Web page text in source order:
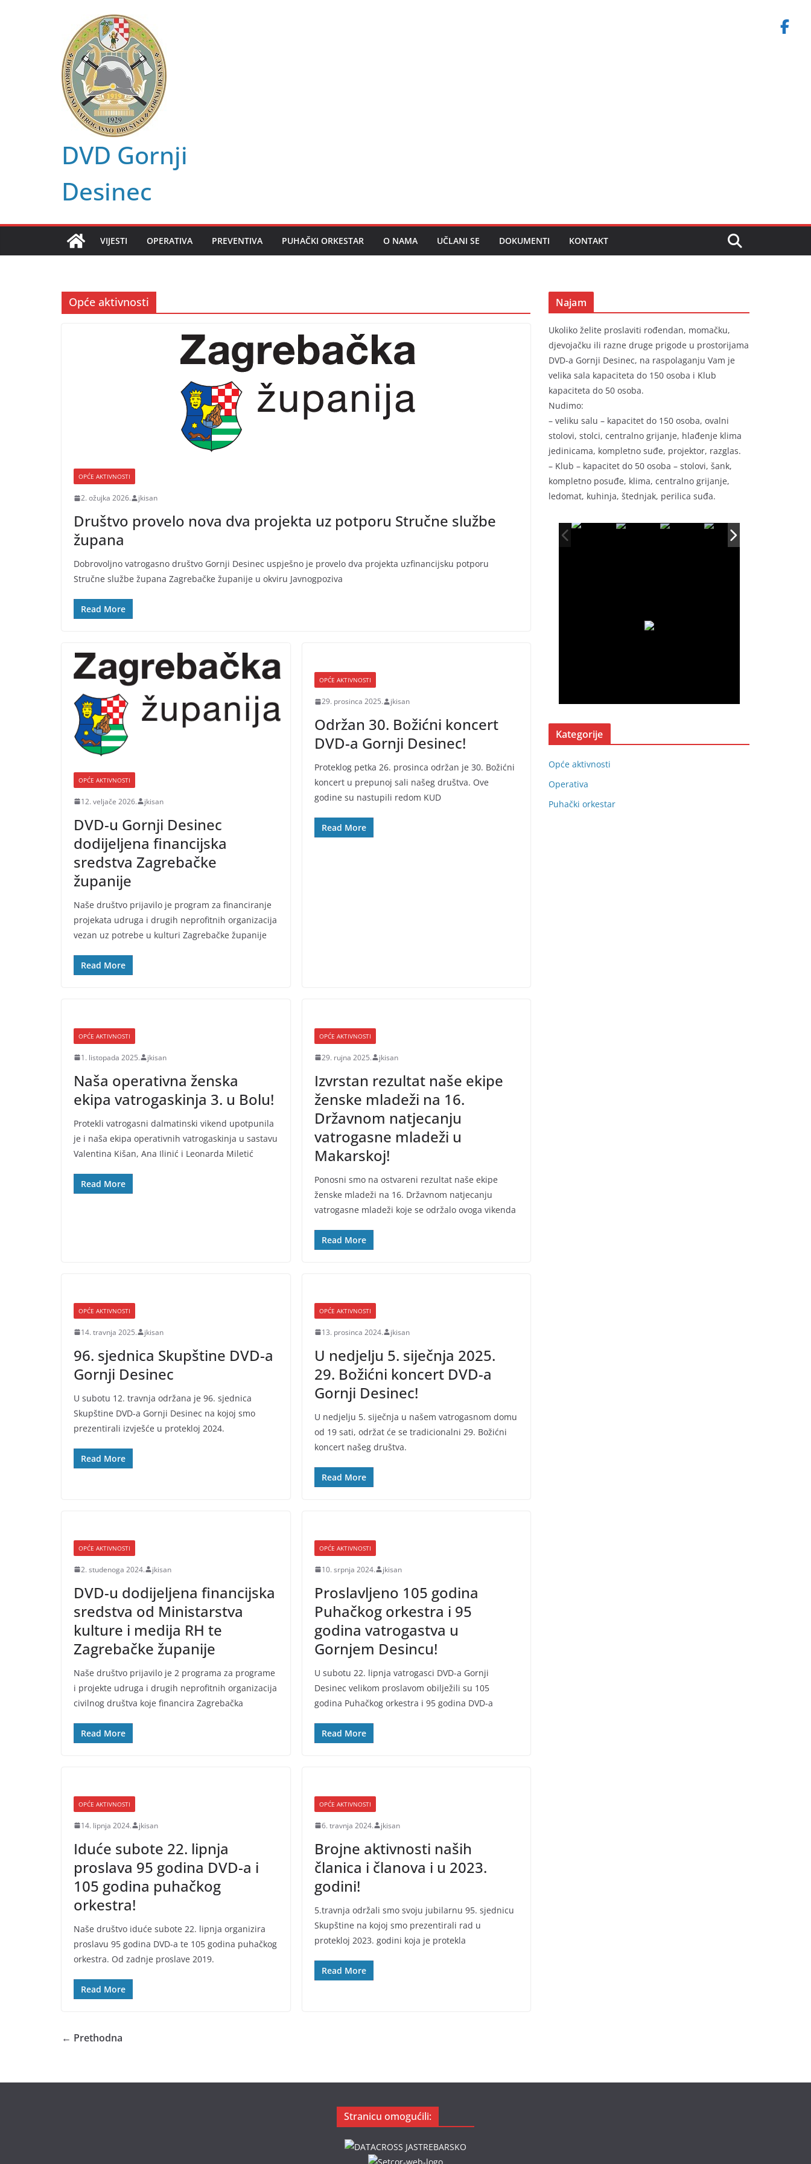
DVD Gornji
Desinec
VIJESTI OPERATIVA PREVENTIVA PUHAČKI ORKESTAR O NAMA UČLANI SE DOKUMENTI KONTAKT
Opće aktivnosti
OPĆE AKTIVNOSTI
2. ožujka 2026. jkisan
Društvo provelo nova dva projekta uz potporu Stručne službe
župana
Dobrovoljno vatrogasno društvo Gornji Desinec uspješno je provelo dva projekta uzfinancijsku potporu
Stručne službe župana Zagrebačke županije u okviru Javnogpoziva
Read More
OPĆE AKTIVNOSTI
12. veljače 2026. jkisan
DVD-u Gornji Desinec
dodijeljena financijska
sredstva Zagrebačke
županije
Naše društvo prijavilo je program za financiranje
projekata udruga i drugih neprofitnih organizacija
vezan uz potrebe u kulturi Zagrebačke županije
Read More
OPĆE AKTIVNOSTI
29. prosinca 2025. jkisan
Održan 30. Božićni koncert
DVD-a Gornji Desinec!
Proteklog petka 26. prosinca održan je 30. Božićni
koncert u prepunoj sali našeg društva. Ove
godine su nastupili redom KUD
Read More
OPĆE AKTIVNOSTI
1. listopada 2025. jkisan
Naša operativna ženska
ekipa vatrogaskinja 3. u Bolu!
Protekli vatrogasni dalmatinski vikend upotpunila
je i naša ekipa operativnih vatrogaskinja u sastavu
Valentina Kišan, Ana Ilinić i Leonarda Miletić
Read More
OPĆE AKTIVNOSTI
29. rujna 2025. jkisan
Izvrstan rezultat naše ekipe
ženske mladeži na 16.
Državnom natjecanju
vatrogasne mladeži u
Makarskoj!
Ponosni smo na ostvareni rezultat naše ekipe
ženske mladeži na 16. Državnom natjecanju
vatrogasne mladeži koje se održalo ovoga vikenda
Read More
OPĆE AKTIVNOSTI
14. travnja 2025. jkisan
96. sjednica Skupštine DVD-a
Gornji Desinec
U subotu 12. travnja održana je 96. sjednica
Skupštine DVD-a Gornji Desinec na kojoj smo
prezentirali izvješće u protekloj 2024.
Read More
OPĆE AKTIVNOSTI
13. prosinca 2024. jkisan
U nedjelju 5. siječnja 2025.
29. Božićni koncert DVD-a
Gornji Desinec!
U nedjelju 5. siječnja u našem vatrogasnom domu
od 19 sati, održat će se tradicionalni 29. Božićni
koncert našeg društva.
Read More
OPĆE AKTIVNOSTI
2. studenoga 2024. jkisan
DVD-u dodijeljena financijska
sredstva od Ministarstva
kulture i medija RH te
Zagrebačke županije
Naše društvo prijavilo je 2 programa za programe
i projekte udruga i drugih neprofitnih organizacija
civilnog društva koje financira Zagrebačka
Read More
OPĆE AKTIVNOSTI
10. srpnja 2024. jkisan
Proslavljeno 105 godina
Puhačkog orkestra i 95
godina vatrogastva u
Gornjem Desincu!
U subotu 22. lipnja vatrogasci DVD-a Gornji
Desinec velikom proslavom obilježili su 105
godina Puhačkog orkestra i 95 godina DVD-a
Read More
OPĆE AKTIVNOSTI
14. lipnja 2024. jkisan
Iduće subote 22. lipnja
proslava 95 godina DVD-a i
105 godina puhačkog
orkestra!
Naše društvo iduće subote 22. lipnja organizira
proslavu 95 godina DVD-a te 105 godina puhačkog
orkestra. Od zadnje proslave 2019.
Read More
OPĆE AKTIVNOSTI
6. travnja 2024. jkisan
Brojne aktivnosti naših
članica i članova i u 2023.
godini!
5.travnja održali smo svoju jubilarnu 95. sjednicu
Skupštine na kojoj smo prezentirali rad u
protekloj 2023. godini koja je protekla
Read More
← Prethodna
Najam
Ukoliko želite proslaviti rođendan, momačku,
djevojačku ili razne druge prigode u prostorijama
DVD-a Gornji Desinec, na raspolaganju Vam je
velika sala kapaciteta do 150 osoba i Klub
kapaciteta do 50 osoba.
Nudimo:
– veliku salu – kapacitet do 150 osoba, ovalni
stolovi, stolci, centralno grijanje, hlađenje klima
jedinicama, kompletno suđe, projektor, razglas.
– Klub – kapacitet do 50 osoba – stolovi, šank,
kompletno posuđe, klima, centralno grijanje,
ledomat, kuhinja, štednjak, perilica suđa.
Kategorije
Opće aktivnosti
Operativa
Puhački orkestar
Stranicu omogućili: